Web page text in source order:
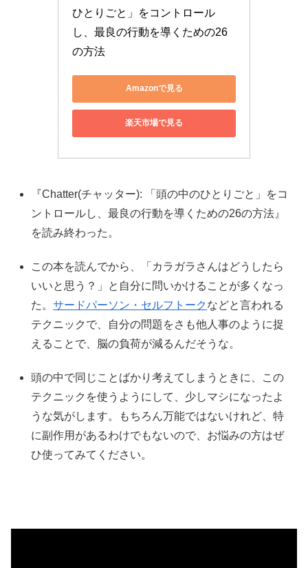
ひとりごと」をコントロール
し、最良の行動を導くための26
の方法
Amazonで見る
楽天市場で見る
『Chatter(チャッター): 「頭の中のひとりごと」をコ
ントロールし、最良の行動を導くための26の方法』
を読み終わった。
この本を読んでから、「カラガラさんはどうしたら
いいと思う？」と自分に問いかけることが多くなっ
た。サードパーソン・セルフトークなどと言われる
テクニックで、自分の問題をさも他人事のように捉
えることで、脳の負荷が減るんだそうな。
頭の中で同じことばかり考えてしまうときに、この
テクニックを使うようにして、少しマシになったよ
うな気がします。もちろん万能ではないけれど、特
に副作用があるわけでもないので、お悩みの方はぜ
ひ使ってみてください。